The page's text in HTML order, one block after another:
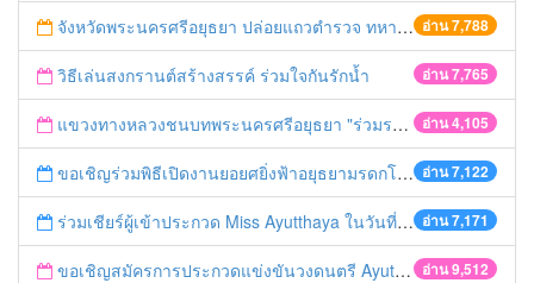
อ่าน 7,788
จังหวัดพระนครศรีอยุธยา ปล่อยแถวตำรวจ ทหาร ฝ่ายปกครอง กว่า 100 นาย ตรวจเข้มท่ารถสาธารณะ สถานีขนส่งรถโดยสาร วินรถตู้ และสถานีรถไฟ เตรียมรับมือเทศกาลสงกรานต์
อ่าน 7,765
วิธีเล่นสงกรานต์สร้างสรรค์ ร่วมใจกันรักน้ำ
อ่าน 4,105
แขวงทางหลวงชนบทพระนครศรีอยุธยา "ร่วมรณรงค์ ขับช้า เปิดไฟหน้า คาดเข็มขัด" เทศกาลสงกรานต์ ปี 2561
อ่าน 7,122
ขอเชิญร่วมพิธีเปิดงานยอยศยิ่งฟ้าอยุธยามรดกโลก
อ่าน 7,171
ร่วมเชียร์ผู้เข้าประกวด Miss Ayutthaya ในวันที่ 15 ธันวาคม 2560
อ่าน 9,512
ขอเชิญสมัครการประกวดแข่งขันวงดนตรี Ayutthaya battle of the bands